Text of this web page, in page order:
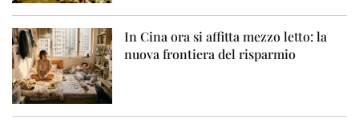
In Cina ora si affitta mezzo letto: la
nuova frontiera del risparmio